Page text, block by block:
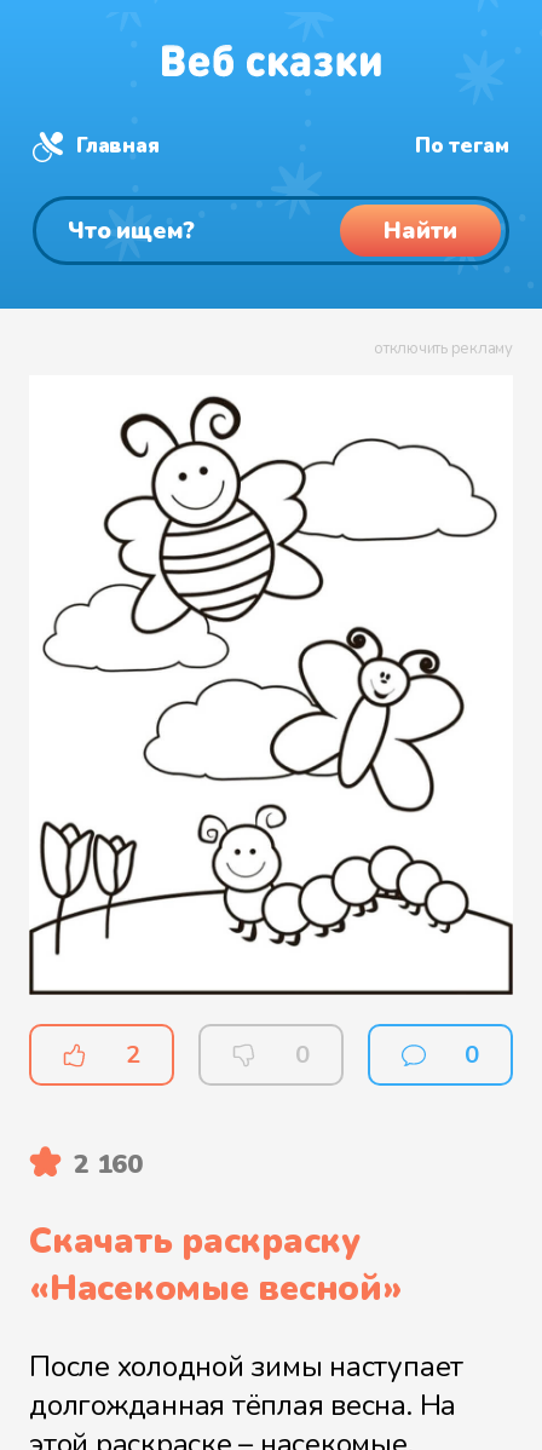
Главная По тегам
Найти
отключить рекламу
2 0 0
2 160
Скачать раскраску
«Насекомые весной»
После холодной зимы наступает
долгожданная тёплая весна. На